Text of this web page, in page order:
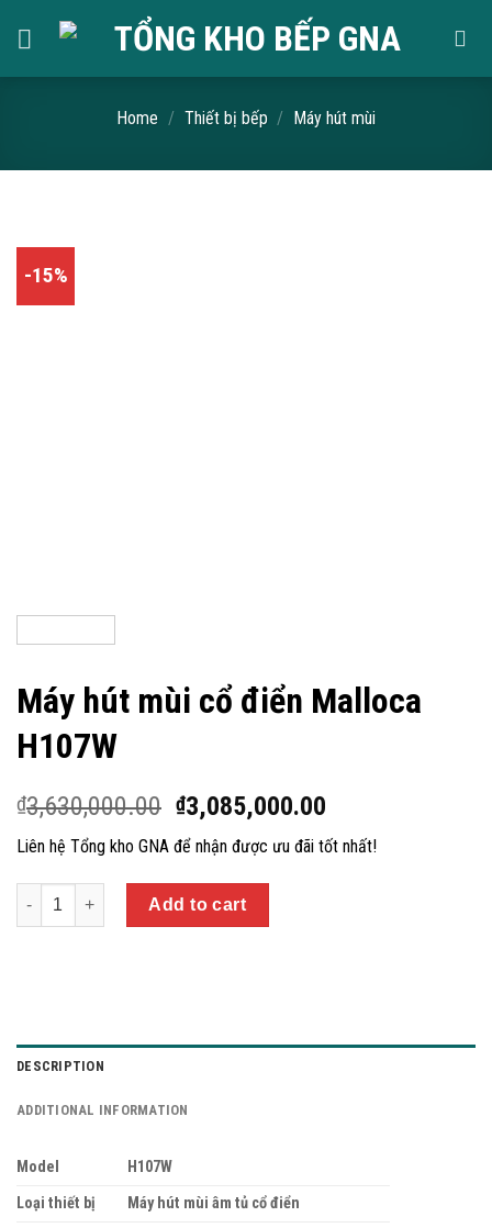
Home / Thiết bị bếp / Máy hút mùi
-15%
Máy hút mùi cổ điển Malloca
H107W
₫3,630,000.00 ₫3,085,000.00
Liên hệ Tổng kho GNA để nhận được ưu đãi tốt nhất!
Quantity
Add to cart
DESCRIPTION
ADDITIONAL INFORMATION
Model
H107W
Loại thiết bị
Máy hút mùi âm tủ cổ điển